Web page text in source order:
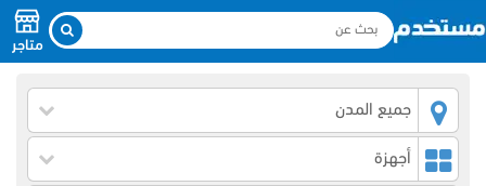
متاجر
جميع المدن
أجهزة